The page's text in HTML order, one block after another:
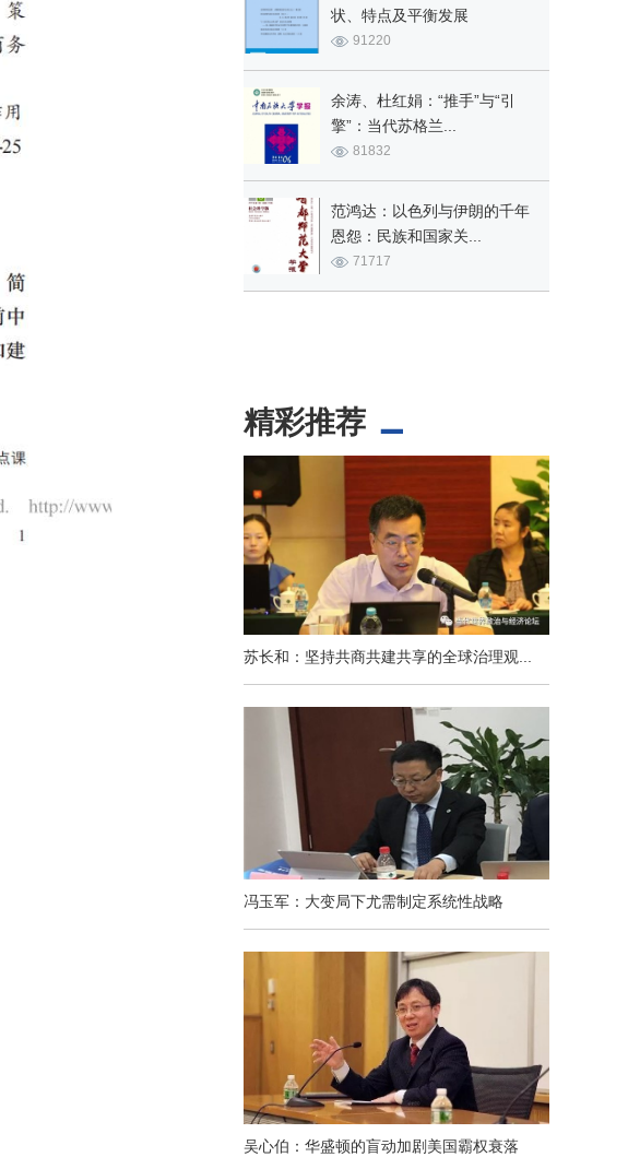
状、特点及平衡发展
91220
余涛、杜红娟：“推手”与“引
擎”：当代苏格兰...
81832
范鸿达：以色列与伊朗的千年
恩怨：民族和国家关...
71717
精彩推荐
苏长和：坚持共商共建共享的全球治理观...
冯玉军：大变局下尤需制定系统性战略
吴心伯：华盛顿的盲动加剧美国霸权衰落